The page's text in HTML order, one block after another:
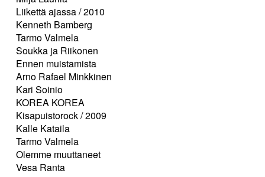
Liikettä ajassa / 2010
Kenneth Bamberg
Tarmo Valmela
Soukka ja Riikonen
Ennen muistamista
Arno Rafael Minkkinen
Kari Soinio
KOREA KOREA
Kisapuistorock / 2009
Kalle Kataila
Tarmo Valmela
Olemme muuttaneet
Vesa Ranta